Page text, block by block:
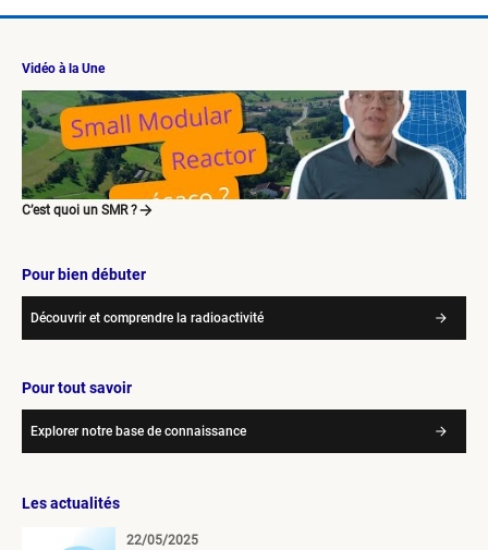
Vidéo à la Une
C’est quoi un SMR ?
Pour bien débuter
Découvrir et comprendre la radioactivité
Pour tout savoir
Explorer notre base de connaissance
Les actualités
22/05/2025